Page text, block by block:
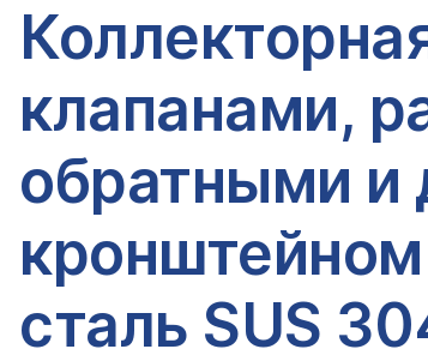
клапанами,
обратными и
сталь SUS